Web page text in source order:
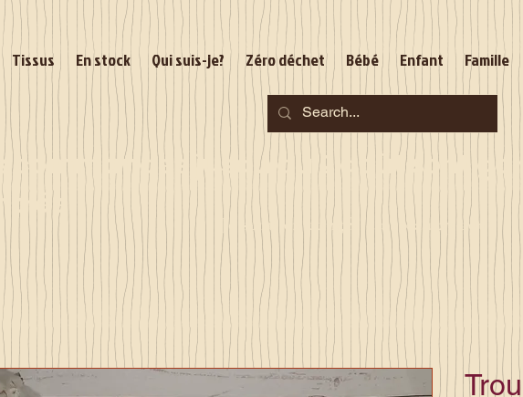
Tissus En stock Qui suis-je? Zéro déchet Bébé Enfant Famille
commandes jusqu'au 2 août sont
Je serai en congés du 10 au 23 août